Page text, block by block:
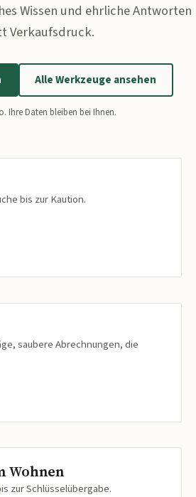
Wissen und ehrliche Antworten
Verkaufsdruck.
Alle Werkzeuge ansehen
Ihre Daten bleiben bei Ihnen.
bis zur Kaution.
saubere Abrechnungen, die
Wohnen
zur Schlüsselübergabe.